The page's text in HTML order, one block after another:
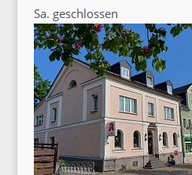
Sa. geschlossen